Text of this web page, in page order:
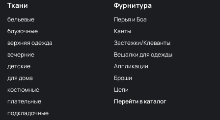
Ткани
бельевые
блузочные
верхняя одежда
вечерние
детские
для дома
костюмные
плательные
подкладочные
Фурнитура
Перья и Боа
Канты
Застежки/Клеванты
Вешалки для одежды
Аппликации
Броши
Цепи
Перейти в каталог